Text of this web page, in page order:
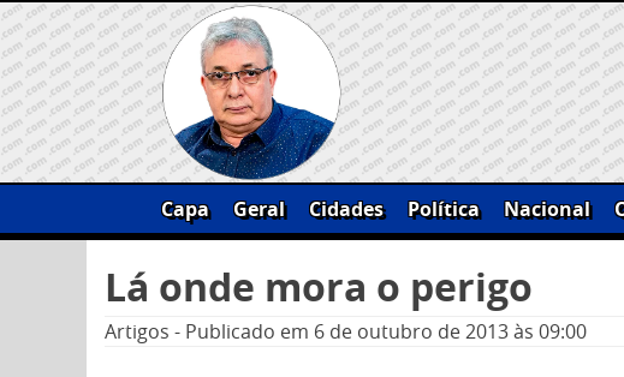
Skip
to
content
Capa Geral Cidades Política Nacional
por:
Lá onde mora o perigo
Artigos - Publicado em 6 de outubro de 2013às 09:00